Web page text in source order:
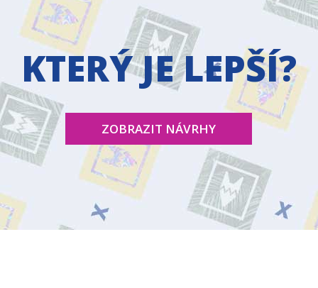
KTERÝ JE LEPŠÍ?
ZOBRAZIT NÁVRHY